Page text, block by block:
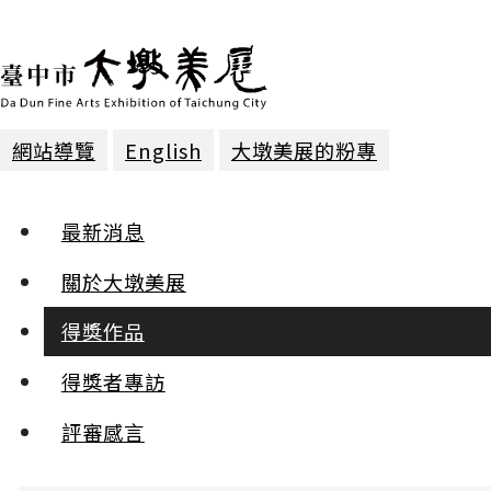
網站導覽 English 大墩美展的粉專
最新消息
關於大墩美展
得獎作品
得獎者專訪
評審感言
工藝 | 入選
日常的根系 蕭敏伶